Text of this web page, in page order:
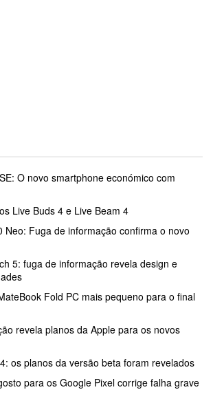
O novo smartphone económico com
Live Buds 4 e Live Beam 4
Neo: Fuga de informação confirma o novo
5: fuga de informação revela design e
Fold PC mais pequeno para o final
revela planos da Apple para os novos
os planos da versão beta foram revelados
para os Google Pixel corrige falha grave